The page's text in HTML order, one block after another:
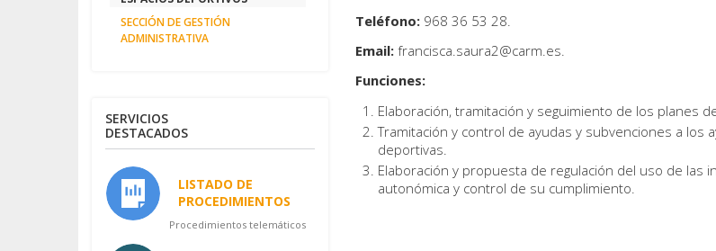
SECCIÓN DE GESTIÓN
ADMINISTRATIVA
SERVICIOS
DESTACADOS
LISTADO DE
PROCEDIMIENTOS
Procedimientos telemáticos
Teléfono: 968 36 53 28.
Email:francisca.saura2@carm.es.
Funciones:
Elaboración, tramitación y seguimiento de los planes
Tramitación y control de ayudas y subvenciones a
deportivas.
Elaboración y propuesta de regulación del uso de
autonómica y control de su cumplimiento.